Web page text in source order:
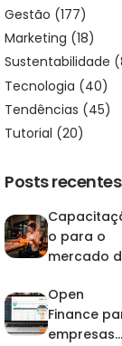
Gestão (177)
Marketing (18)
Sustentabilidade
Tecnologia (40)
Tendências (45)
Tutorial (20)
Posts recentes
o para o
mercado
que
na
Open
Finance
empresas